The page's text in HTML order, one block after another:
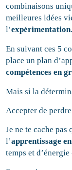
combinaisons
meilleures idées
l’expérimentation.
En suivant ces 5
place un plan
compétences en
Mais si la
Accepter de
Je ne te cache pas
l’apprentissage
temps et